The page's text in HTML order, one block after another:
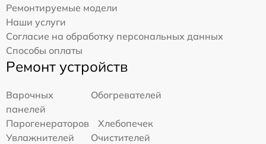
Ремонтируемые модели
Наши услуги
Согласие на обработку персональных данных
Способы оплаты
Ремонт устройств
Варочных
панелей
Обогревателей
Парогенераторов
Хлебопечек
Увлажнителей
Очистителей